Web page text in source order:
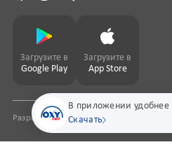
В приложении удобнее
Скачать
Загрузите в
Google Play
Загрузите в
App Store
Разработка сайтаpharmit.uz